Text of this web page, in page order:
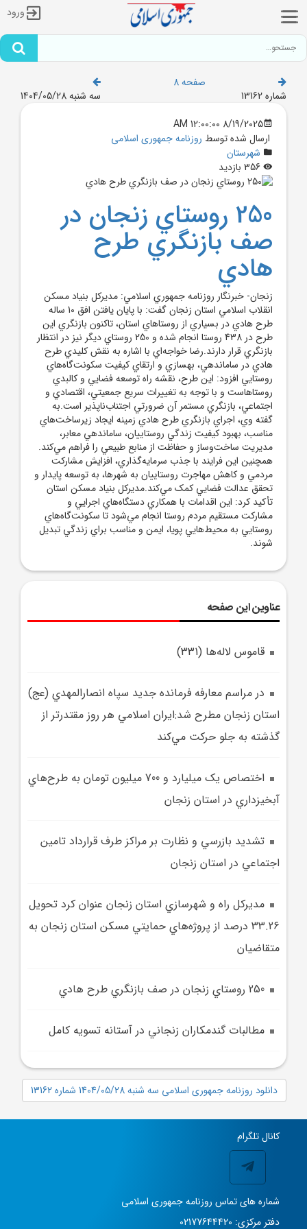
ورود
صفحه 8
شماره 13162
سه شنبه 1404/05/28
8/19/2025 12:00:00 AM
ارسال شده توسط روزنامه جمهوری اسلامی
شهرستان
250 روستاي زنجان در
صف بازنگري طرح
هادي
زنجان- خبرنگار روزنامه جمهوري اسلامي: مديرکل بنياد مسکن
انقلاب اسلامي استان زنجان گفت: با پايان يافتن افق 10 ساله
طرح هادي در بسياري از روستاهاي استان، تاکنون بازنگري اين
طرح در 438 روستا انجام شده و 250 روستاي ديگر نيز در انتظار
بازنگري قرار دارند.رضا خواجه‌اي با اشاره به نقش کليدي طرح
هادي در ساماندهي، بهسازي و ارتقاي کيفيت سکونت‌گاه‌هاي
روستايي افزود: اين طرح، نقشه راه توسعه فضايي و کالبدي
روستاهاست و با توجه به تغييرات سريع جمعيتي، اقتصادي و
اجتماعي، بازنگري مستمر آن ضرورتي اجتناب‌ناپذير است.به
گفته وي، اجراي بازنگري طرح هادي زمينه ايجاد زيرساخت‌هاي
مناسب، بهبود کيفيت زندگي روستاييان، ساماندهي معابر،
مديريت ساخت‌وساز و حفاظت از منابع طبيعي را فراهم مي‌کند.
همچنين اين فرايند با جذب سرمايه‌گذاري، افزايش مشارکت
مردمي و کاهش مهاجرت روستاييان به شهرها، به توسعه پايدار و
تحقق عدالت فضايي کمک مي‌کند.مديرکل بنياد مسکن استان
تأکيد کرد: اين اقدامات با همکاري دستگاه‌هاي اجرايي و
مشارکت مستقيم مردم روستا انجام مي‌شود تا سکونت‌گاه‌هاي
روستايي به محيط‌هايي پويا، ايمن و مناسب براي زندگي تبديل
شوند.
عناوین این صفحه
قاموس لاله‌ها (331)
در مراسم معارفه فرمانده جديد سپاه انصارالمهدي (عج)
استان زنجان مطرح شد:ايران اسلامي هر روز مقتدرتر از
گذشته به جلو حرکت مي‌کند
اختصاص يک ميليارد و 700 ميليون تومان به طرح‌هاي
آبخيزداري در استان زنجان
تشديد بازرسي و نظارت بر مراکز طرف قرارداد تامين
اجتماعي در استان زنجان
مديرکل راه و شهرسازي استان زنجان عنوان کرد تحويل
33.26 درصد از پروژه‌هاي حمايتي مسکن استان زنجان به
متقاضيان
250 روستاي زنجان در صف بازنگري طرح هادي
مطالبات گندمکاران زنجاني در آستانه تسويه کامل
دانلود روزنامه جمهوری اسلامی سه شنبه 1404/05/28 شماره 13162
کانال تلگرام
شماره های تماس روزنامه جمهوری اسلامی
دفتر مرکزی: 02177644420